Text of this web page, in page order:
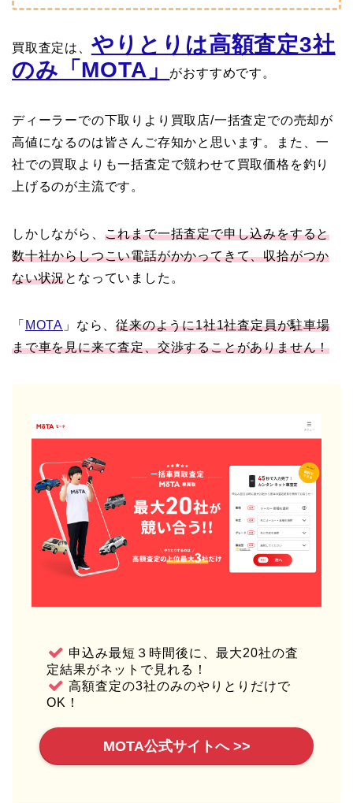
買取査定は、 やりとりは高額査定3社
のみ「MOTA」
がおすすめです。
ディーラーでの下取りより買取店/一括査定での売却が
高値になるのは皆さんご存知かと思います。また、一
社での買取よりも一括査定で競わせて買取価格を釣り
上げるのが主流です。
しかしながら、 これまで一括査定で申し込みをすると
数十社からしつこい電話がかかってきて、収拾がつか
ない状況となっていました。
「 MOTA 」なら、従来のように1社1社査定員が駐車場
まで車を見に来て査定、交渉することがありません！
申込み最短３時間後に、最大20社の査
定結果がネットで見れる！
高額査定の3社のみのやりとりだけで
OK！
MOTA公式サイトへ >>